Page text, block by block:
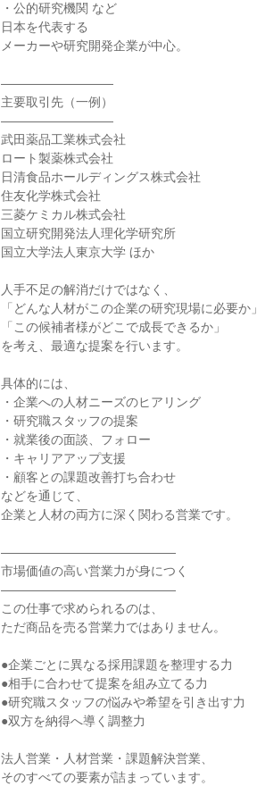
・公的研究機関 など
日本を代表する
メーカーや研究開発企業が中心。
―――――――――
主要取引先（一例）
―――――――――
武田薬品工業株式会社
ロート製薬株式会社
日清食品ホールディングス株式会社
住友化学株式会社
三菱ケミカル株式会社
国立研究開発法人理化学研究所
国立大学法人東京大学 ほか
人手不足の解消だけではなく、
「どんな人材がこの企業の研究現場に必要か」
「この候補者様がどこで成長できるか」
を考え、最適な提案を行います。
具体的には、
・企業への人材ニーズのヒアリング
・研究職スタッフの提案
・就業後の面談、フォロー
・キャリアアップ支援
・顧客との課題改善打ち合わせ
などを通じて、
企業と人材の両方に深く関わる営業です。
――――――――――――――
市場価値の高い営業力が身につく
――――――――――――――
この仕事で求められるのは、
ただ商品を売る営業力ではありません。
●企業ごとに異なる採用課題を整理する力
●相手に合わせて提案を組み立てる力
●研究職スタッフの悩みや希望を引き出す力
●双方を納得へ導く調整力
法人営業・人材営業・課題解決営業、
そのすべての要素が詰まっています。